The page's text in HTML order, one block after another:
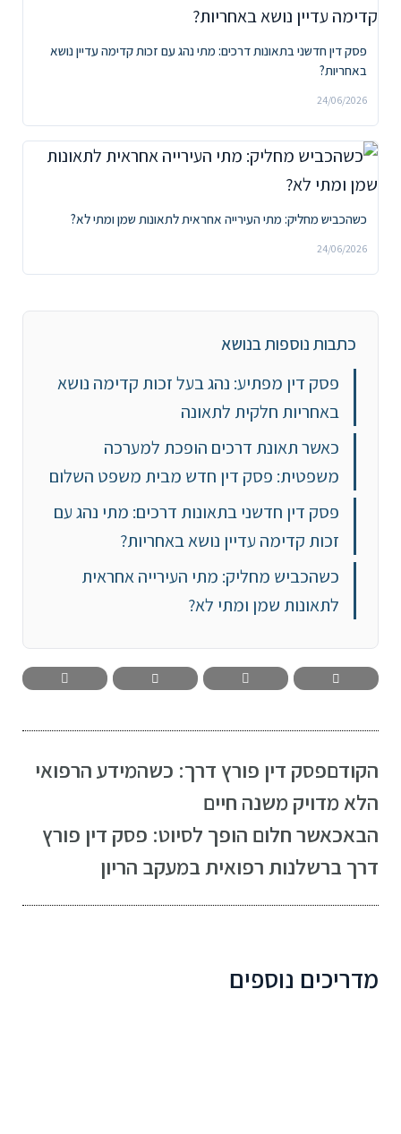
פסק דין חדשני בתאונות דרכים: מתי נהג עם זכות קדימה עדיין נושא
באחריות?
24/06/2026
כשהכביש מחליק: מתי העירייה אחראית לתאונות שמן ומתי לא?
24/06/2026
כתבות נוספות בנושא
פסק דין מפתיע: נהג בעל זכות קדימה נושא
באחריות חלקית לתאונה
כאשר תאונת דרכים הופכת למערכה
משפטית: פסק דין חדש מבית משפט השלום
פסק דין חדשני בתאונות דרכים: מתי נהג עם
זכות קדימה עדיין נושא באחריות?
כשהכביש מחליק: מתי העירייה אחראית
לתאונות שמן ומתי לא?
הקודםפסק דין פורץ דרך: כשהמידע הרפואי
הלא מדויק משנה חיים
הבאכאשר חלום הופך לסיוט: פסק דין פורץ
דרך ברשלנות רפואית במעקב הריון
מדריכים נוספים